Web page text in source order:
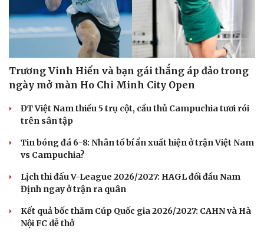
Nam khoa
Làm đẹp - giảm cân
Phòng mạch online
Ăn sạch sống khỏe
Trương Vinh Hiển và bạn gái thắng áp đảo trong
ngày mở màn Ho Chi Minh City Open
ĐT Việt Nam thiếu 5 trụ cột, cầu thủ Campuchia tươi rói
trên sân tập
Tin bóng đá 6-8: Nhân tố bí ẩn xuất hiện ở trận Việt Nam
vs Campuchia?
Lịch thi đấu V-League 2026/2027: HAGL đối đầu Nam
Định ngay ở trận ra quân
Kết quả bốc thăm Cúp Quốc gia 2026/2027: CAHN và Hà
Nội FC dễ thở